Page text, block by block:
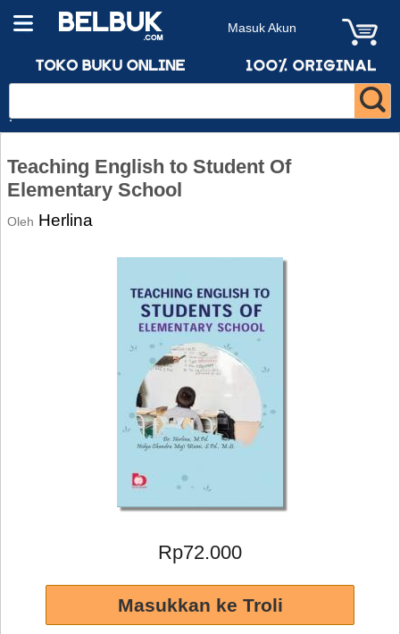
Masuk Akun
Teaching English to Student Of
Elementary School
Oleh Herlina
Rp72.000